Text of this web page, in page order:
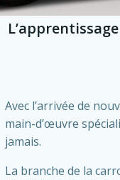
Avec l’arrivée de
main-d’œuvre
jamais.
La branche de la